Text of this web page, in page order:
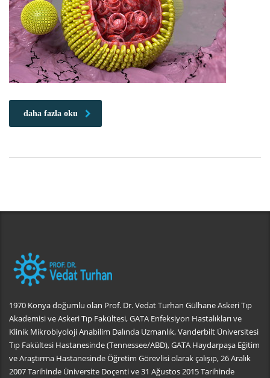
daha fazla oku
1970 Konya doğumlu olan Prof. Dr. Vedat Turhan Gülhane Askeri Tıp
Akademisi ve Askeri Tıp Fakültesi, GATA Enfeksiyon Hastalıkları ve
Klinik Mikrobiyoloji Anabilim Dalında Uzmanlık, Vanderbilt Üniversitesi
Tıp Fakültesi Hastanesinde (Tennessee/ABD), GATA Haydarpaşa Eğitim
ve Araştırma Hastanesinde Öğretim Görevlisi olarak çalışıp, 26 Aralık
2007 Tarihinde Üniversite Doçenti ve 31 Ağustos 2015 Tarihinde